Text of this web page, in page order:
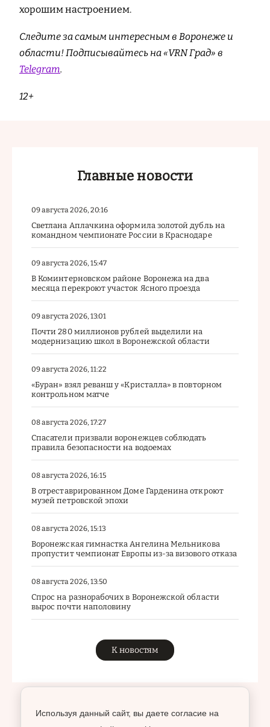
хорошим настроением.
Следите за самым интересным в Воронеже и
области! Подписывайтесь на «VRN Град» в
Telegram.
12+
Главные новости
09 августа 2026, 20:16
Светлана Аплачкина оформила золотой дубль на
командном чемпионате России в Краснодаре
09 августа 2026, 15:47
В Коминтерновском районе Воронежа на два
месяца перекроют участок Ясного проезда
09 августа 2026, 13:01
Почти 280 миллионов рублей выделили на
модернизацию школ в Воронежской области
09 августа 2026, 11:22
«Буран» взял реванш у «Кристалла» в повторном
контрольном матче
08 августа 2026, 17:27
Спасатели призвали воронежцев соблюдать
правила безопасности на водоемах
08 августа 2026, 16:15
В отреставрированном Доме Гарденина откроют
музей петровской эпохи
08 августа 2026, 15:13
Воронежская гимнастка Ангелина Мельникова
пропустит чемпионат Европы из-за визового отказа
08 августа 2026, 13:50
Спрос на разнорабочих в Воронежской области
вырос почти наполовину
К новостям
Используя данный сайт, вы даете согласие на